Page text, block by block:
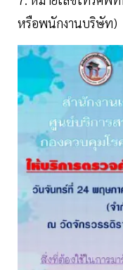
หรือพนักงานบริษัท)